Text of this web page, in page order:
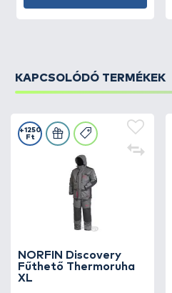
KAPCSOLÓDÓ TERMÉKEK
NORFIN Discovery
Fűthető Thermoruha
XL
+1250
Ft